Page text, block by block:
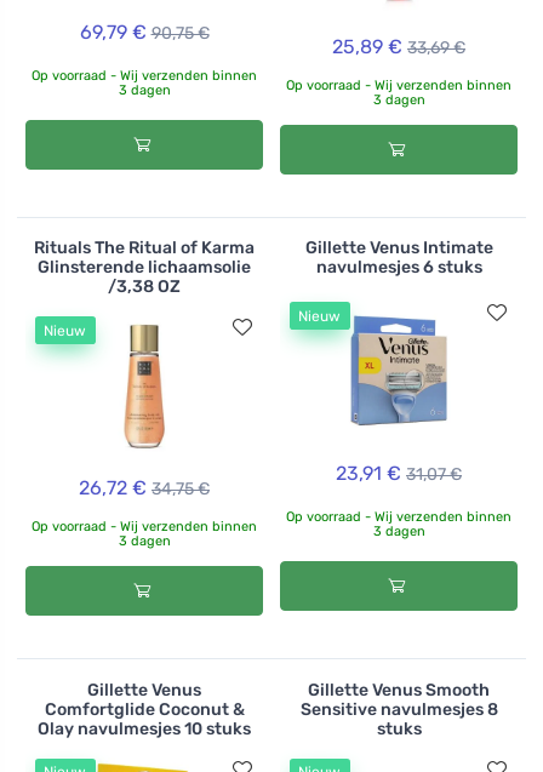
69,79 € 90,75 €
Op voorraad - Wij verzenden binnen
3 dagen
25,89 € 33,69 €
Op voorraad - Wij verzenden binnen
3 dagen
Rituals The Ritual of Karma
Glinsterende lichaamsolie
/3,38 OZ
Nieuw
26,72 € 34,75 €
Op voorraad - Wij verzenden binnen
3 dagen
Gillette Venus Intimate
navulmesjes 6 stuks
Nieuw
23,91 € 31,07 €
Op voorraad - Wij verzenden binnen
3 dagen
Gillette Venus
Comfortglide Coconut &
Olay navulmesjes 10 stuks
Gillette Venus Smooth
Sensitive navulmesjes 8
stuks